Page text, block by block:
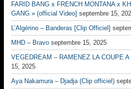
FARID BANG x FRENCH MONTANA x
GANG » (official Video] septembre 15,
L’Algérino – Banderas [Clip Officiel]
MHD – Bravo septembre 15, 2025
VEGEDREAM – RAMENEZ LA COUPE A
15, 2025
Aya Nakamura – Djadja (Clip officiel)